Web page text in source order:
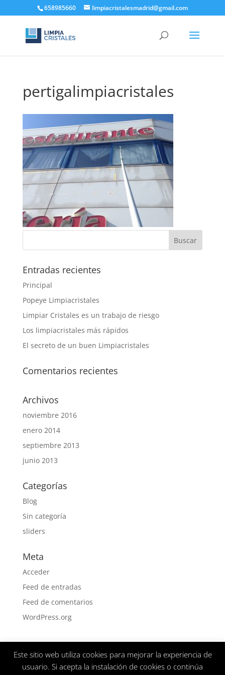
658985660 limpiacristalesmadrid@gmail.com
pertigalimpiacristales
Entradas recientes
Principal
Popeye Limpiacristales
Limpiar Cristales es un trabajo de riesgo
Los limpiacristales más rápidos
El secreto de un buen Limpiacristales
Comentarios recientes
Archivos
noviembre 2016
enero 2014
septiembre 2013
junio 2013
Categorías
Blog
Sin categoría
sliders
Meta
Acceder
Feed de entradas
Feed de comentarios
WordPress.org
Aviso Legal Politica de privacidad
Este sitio web utiliza cookies para mejorar la experiencia de
usuario. Si acepta la instalación de cookies o continúa